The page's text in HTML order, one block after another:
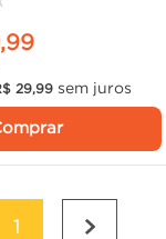
,99
29 ,99 sem juros
1